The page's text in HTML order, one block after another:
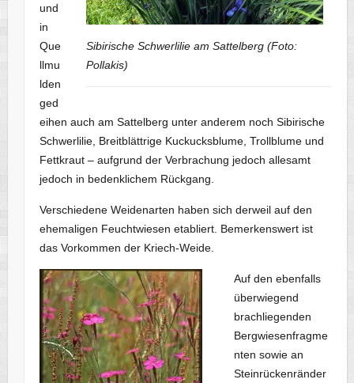
Sibirische Schwerlilie am Sattelberg (Foto:
Pollakis)
und
in
Que
llmu
lden
ged
eihen auch am Sattelberg unter anderem noch Sibirische
Schwerlilie, Breitblättrige Kuckucksblume, Trollblume und
Fettkraut – aufgrund der Verbrachung jedoch allesamt
jedoch in bedenklichem Rückgang.
Verschiedene Weidenarten haben sich derweil auf den
ehemaligen Feuchtwiesen etabliert. Bemerkenswert ist
das Vorkommen der Kriech-Weide.
Auf den ebenfalls
überwiegend
brachliegenden
Bergwiesenfragme
nten sowie an
Steinrückenränder